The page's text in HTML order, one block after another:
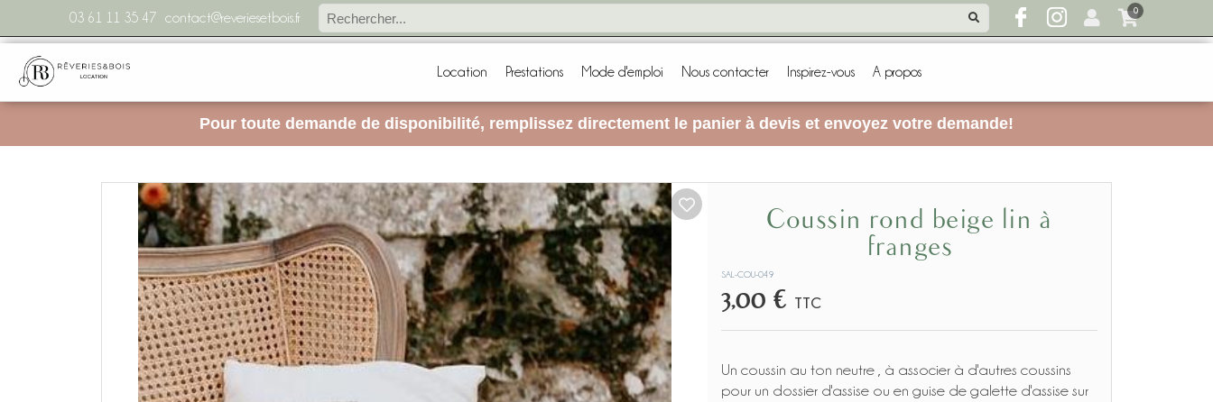
03 61 11 35 47 contact@reveriesetbois.fr
0
Location Prestations Mode d'emploi Nous contacter Inspirez-vous A propos
Pour toute demande de disponibilité, remplissez directement le panier à devis et envoyez votre demande!
Coussin rond beige lin à
franges
SAL-COU-049
3,00 € TTC
Un coussin au ton neutre , à associer à d'autres coussins
pour un dossier d'assise ou en guise de galette d'assise sur